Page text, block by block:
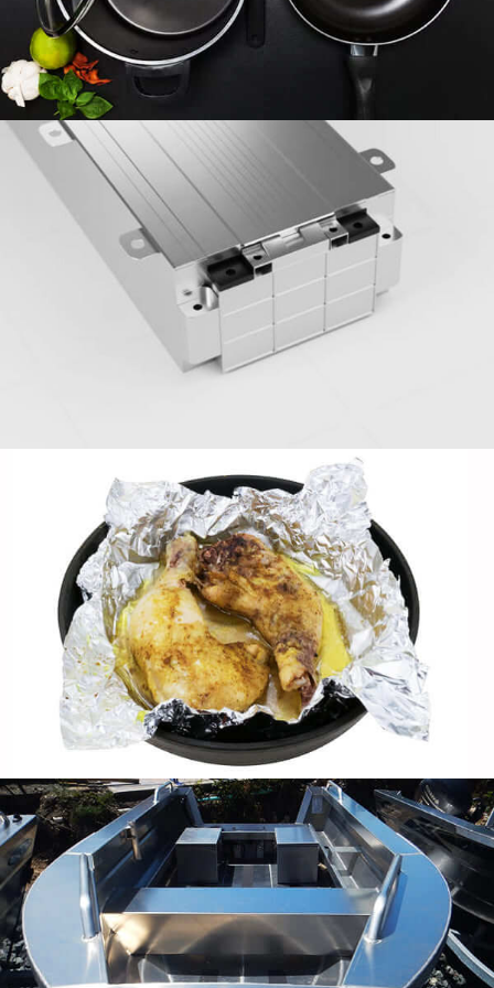
prismatic cell casings
Aluminium household foil – Reliable
Food-Safe& Maraming nalalaman
Discover the benefits of Aluminium household foil
for everyday kitchen use Safe for food contact
heat-resistant
and recyclable—ideal for baking
pagbalot ng, at imbakan.
Aluminum Sheets for Boat Decking
Avoid rot,heavy maintenance,and slippery surfaces
—opt for aluminum sheets for boat decking and enjoy
decades of reliable performance with minimal upkeep
Aluminyo bilog para sa takip ng lampara
Galugarin ang mga pakinabang ng aluminyo bilog
para sa pagmamanupaktura ng takip ng lampara
kabilang ang higit na mataas na pagwawaldas ng init,
paglaban sa kaagnasan, at aesthetic finishes. Alamin